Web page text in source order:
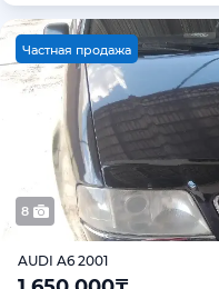
Частная продажа
8
AUDI A6 2001